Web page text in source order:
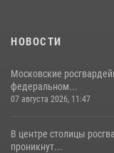
НОВОСТИ
Московские
федеральном...
07 августа 2026, 11:47
В центре столицы
проникнут...